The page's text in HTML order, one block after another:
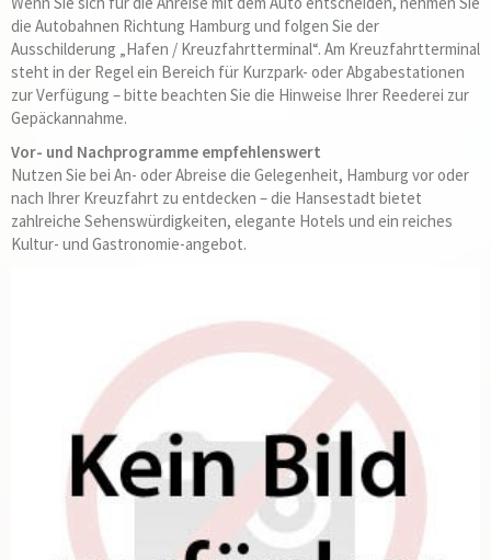
die Autobahnen Richtung Hamburg und folgen Sie der
Ausschilderung „Hafen / Kreuzfahrtterminal“. Am Kreuzfahrtterminal
steht in der Regel ein Bereich für Kurzpark- oder Abgabestationen
zur Verfügung – bitte beachten Sie die Hinweise Ihrer Reederei zur
Gepäckannahme.
Vor- und Nachprogramme empfehlenswert
Nutzen Sie bei An- oder Abreise die Gelegenheit, Hamburg vor oder
nach Ihrer Kreuzfahrt zu entdecken – die Hansestadt bietet
zahlreiche Sehenswürdigkeiten, elegante Hotels und ein reiches
Kultur- und Gastronomie-angebot.